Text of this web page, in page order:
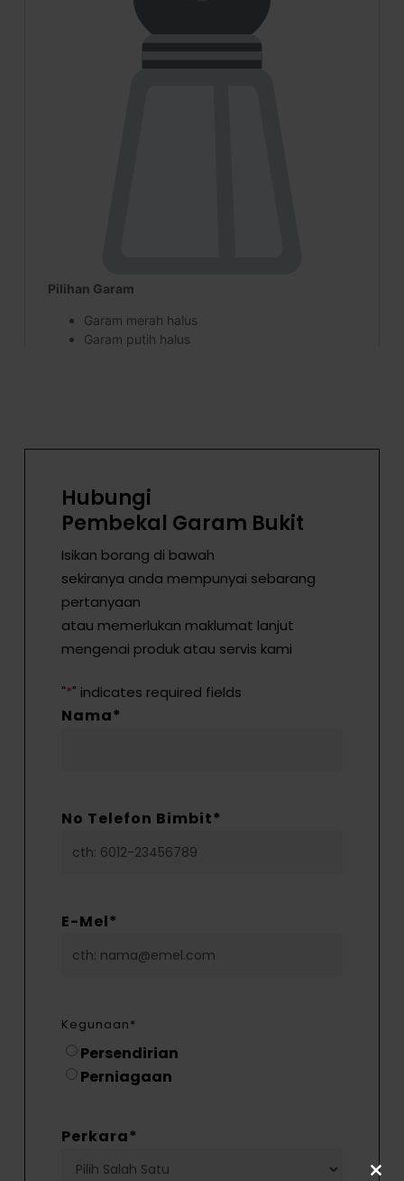
Hubungi
Pembekal Garam Bukit
Isikan borang di bawah
sekiranya anda mempunyai sebarang
pertanyaan
atau memerlukan maklumat lanjut
mengenai produk atau servis kami
"*" indicates required fields
Nama*
No Telefon Bimbit*
E-Mel*
Kegunaan*
Persendirian
Perniagaan
Perkara*